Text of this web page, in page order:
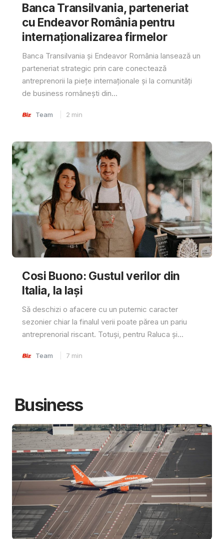
Banca Transilvania, parteneriat
cu Endeavor România pentru
internaționalizarea firmelor
Banca Transilvania și Endeavor România lansează un
parteneriat strategic prin care conectează
antreprenorii la piețe internaționale și la comunități
de business românești din...
Team 2 min
Cosi Buono: Gustul verilor din
Italia, la Iași
Să deschizi o afacere cu un puternic caracter
sezonier chiar la finalul verii poate părea un pariu
antreprenorial riscant. Totuși, pentru Raluca și...
Team 7 min
Business